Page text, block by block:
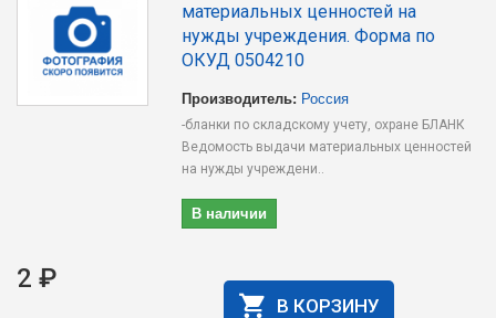
материальных ценностей на
нужды учреждения. Форма по
ОКУД 0504210
Производитель: Россия
-бланки по складскому учету, охране БЛАНК
Ведомость выдачи материальных ценностей
на нужды учреждени..
В наличии
2 ₽
В КОРЗИНУ